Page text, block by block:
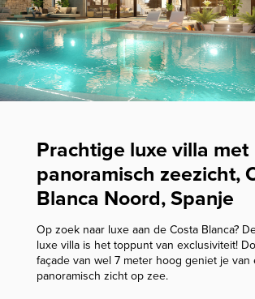
Prachtige luxe villa met
panoramisch zeezicht,
Blanca Noord, Spanje
Op zoek naar luxe aan de Costa Blanca?
luxe villa is het toppunt van exclusiviteit!
façade van wel 7 meter hoog geniet je van
panoramisch zicht op zee.